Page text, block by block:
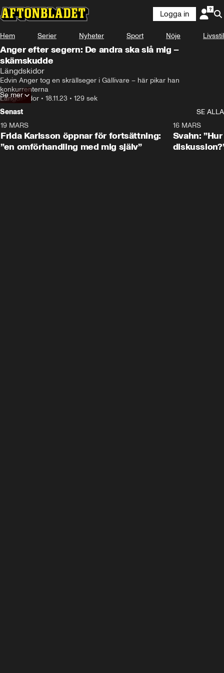
Logga in
Hem Serier Nyheter Sport Nöje Livsstil
Anger efter segern: De andra ska slå mig –
skämskudde
Längdskidor
Edvin Anger tog en skrällseger i Gällivare – här pikar han
konkurrenterna
Längdskidor • 18.11.23 • 129 sek
Se mer
Senast
SE ALLA
19 MARS
Frida Karlsson öppnar för fortsättning:
”en omförhandling med mig själv”
16 MARS
Svahn: